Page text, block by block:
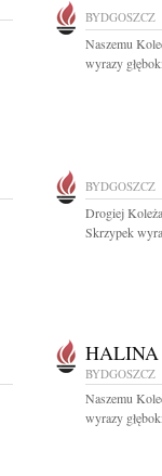
BYDGOSZCZ
Naszemu
wyrazy
BYDGOSZCZ
Drogiej
Skrzypek
HALINA
BYDGOSZCZ
Naszemu
wyrazy